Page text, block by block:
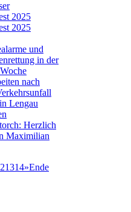
2025
2025
und
in der
nach
Lengau
Herzlich
Maximilian
1314»Ende